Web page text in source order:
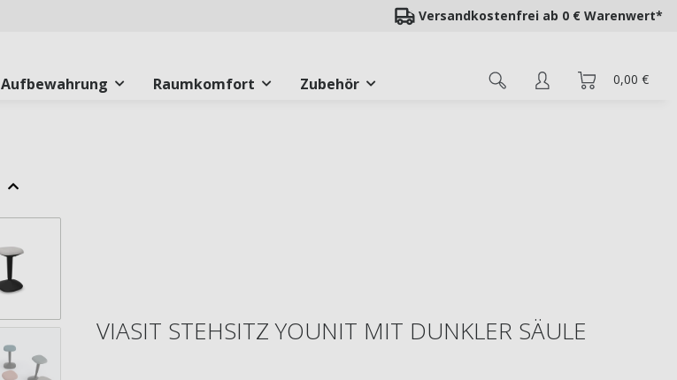
Versandkostenfrei ab 0 € Warenwert*
0,00 €
Aufbewahrung Raumkomfort Zubehör
VIASIT STEHSITZ YOUNIT MIT DUNKLER SÄULE